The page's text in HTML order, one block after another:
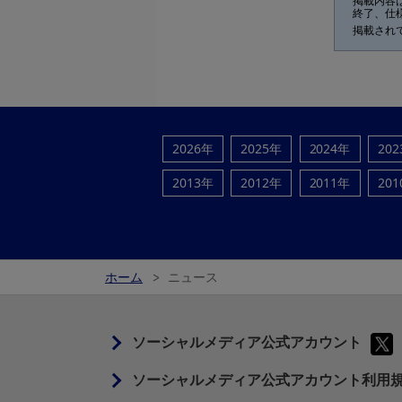
終了、仕
掲載され
2026年 2025年 2024年
2013年
2012年 2011年
ホーム ニュース
ソーシャルメディア公式アカウント
ソーシャルメディア公式アカウント利用